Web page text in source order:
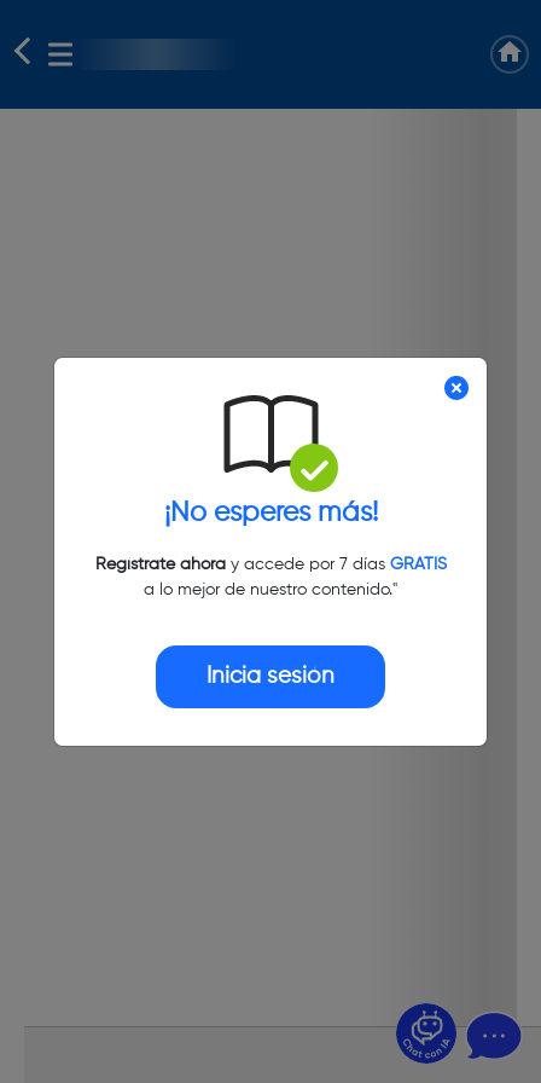
¡No esperes más!
Regístrate ahoray accede por 7 días GRATIS
a lo mejor de nuestro contenido."
Inicia sesión